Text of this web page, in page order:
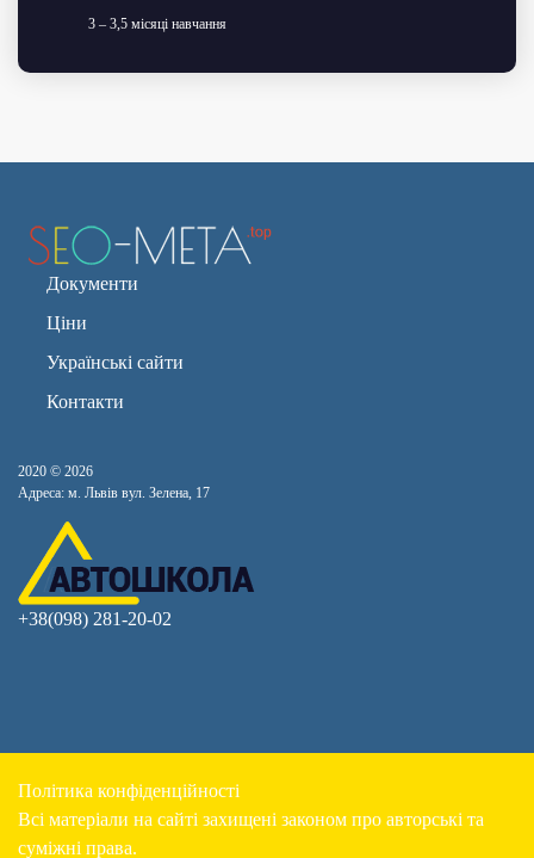
3 – 3,5 місяці навчання
2020 © 2026
Адреса: м. Львів вул. Зелена, 17
+38(098) 281-20-02
Документи
Ціни
Українські сайти
Контакти
Політика конфіденційності
Всі матеріали на сайті захищені законом про авторські та
суміжні права.